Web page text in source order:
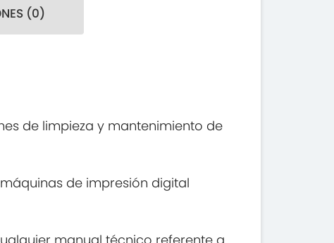
(0)
de limpieza y mantenimiento de
de impresión digital